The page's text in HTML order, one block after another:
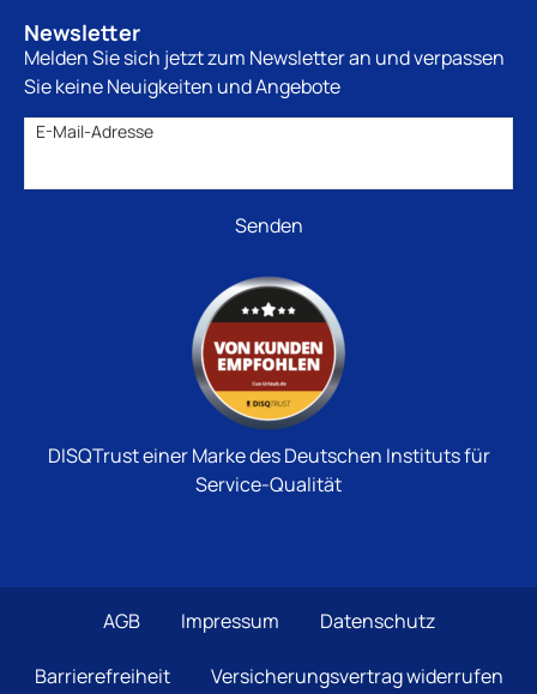
Newsletter
Melden Sie sich jetzt zum Newsletter an und verpassen
Sie keine Neuigkeiten und Angebote
E-Mail-Adresse
DISQTrust einer Marke des Deutschen Instituts für
Service-Qualität
AGB Impressum Datenschutz
Barrierefreiheit Versicherungsvertrag widerrufen